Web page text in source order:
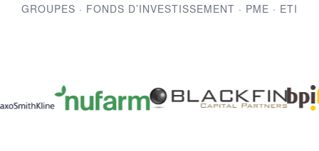
GROUPES · FONDS D’INVESTISSEMENT · PME · ETI